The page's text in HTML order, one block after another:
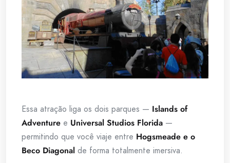
Essa atração liga os dois parques — Islands of
Adventure e Universal Studios Florida —
permitindo que você viaje entre Hogsmeade e o
Beco Diagonal de forma totalmente imersiva.